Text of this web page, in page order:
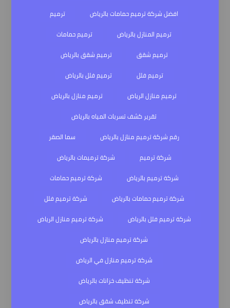
افضل شركة ترميم حمامات بالرياض
ترميم
ترميم المنازل بالرياض
ترميم حمامات
ترميم شقق
ترميم شقق بالرياض
ترميم فلل
ترميم فلل بالرياض
ترميم منازل الرياض
ترميم منازل بالرياض
تقرير كشف تسربات المياه بالرياض
رقم شركة ترميم منازل بالرياض
سما الصقر
شركة ترميم
شركة ترميمات بالرياض
شركة ترميم بالرياض
شركة ترميم حمامات
شركة ترميم حمامات بالرياض
شركة ترميم فلل
شركة ترميم فلل بالرياض
شركة ترميم منازل الرياض
شركة ترميم منازل بالرياض
شركة ترميم منازل في الرياض
شركة تنظيف خزانات بالرياض
شركة تنظيف شقق بالرياض